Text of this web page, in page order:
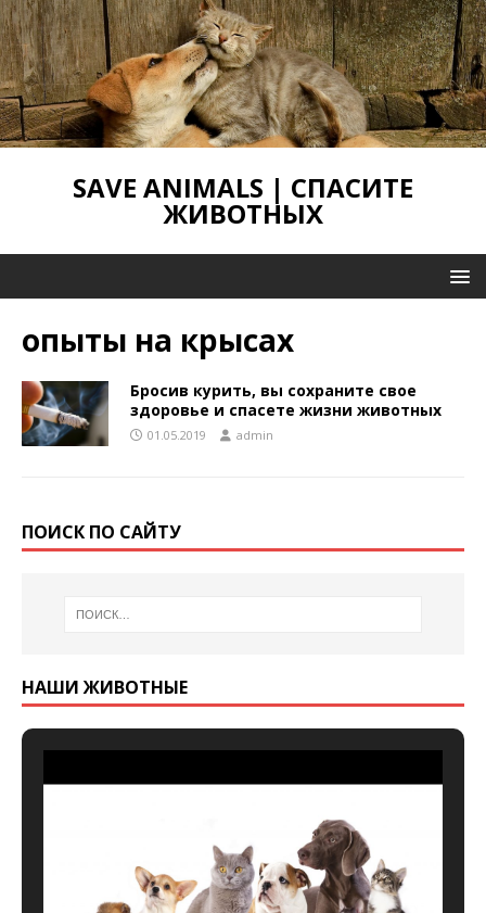
SAVE ANIMALS | СПАСИТЕ
ЖИВОТНЫХ
опыты на крысах
Бросив курить, вы сохраните свое
здоровье и спасете жизни животных
01.05.2019 admin
ПОИСК ПО САЙТУ
НАШИ ЖИВОТНЫЕ